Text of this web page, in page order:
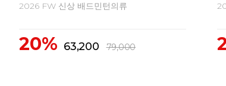
2026 FW 신상 배드민턴의류
20% 71,200 89,000